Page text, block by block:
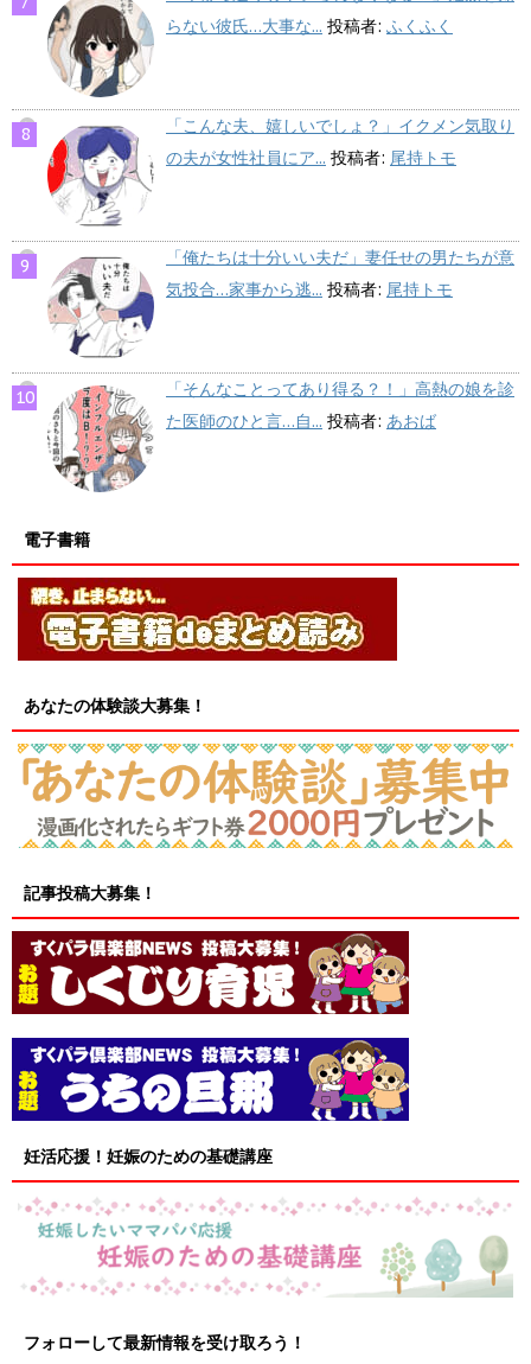
らない彼氏…大事な... 投稿者: ふくふく
「こんな夫、嬉しいでしょ？」イクメン気取り
の夫が女性社員にア... 投稿者: 尾持トモ
「俺たちは十分いい夫だ」妻任せの男たちが意
気投合…家事から逃... 投稿者: 尾持トモ
「そんなことってあり得る？！」高熱の娘を診
た医師のひと言…自... 投稿者: あおば
電子書籍
あなたの体験談大募集！
記事投稿大募集！
妊活応援！妊娠のための基礎講座
フォローして最新情報を受け取ろう！